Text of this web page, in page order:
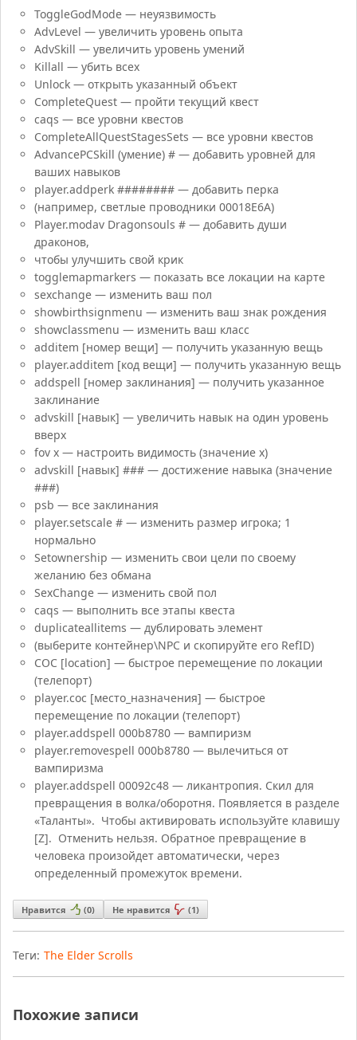
ToggleGodMode — неуязвимость
AdvLevel — увеличить уровень опыта
AdvSkill — увеличить уровень умений
Killall — убить всех
Unlock — открыть указанный объект
CompleteQuest — пройти текущий квест
caqs — все уровни квестов
CompleteAllQuestStagesSets — все уровни квестов
AdvancePCSkill (умение) # — добавить уровней для
ваших навыков
player.addperk ######## — добавить перка
(например, светлые проводники 00018E6A)
Player.modav Dragonsouls # — добавить души
драконов,
чтобы улучшить свой крик
togglemapmarkers — показать все локации на карте
sexchange — изменить ваш пол
showbirthsignmenu — изменить ваш знак рождения
showclassmenu — изменить ваш класс
additem [номер вещи] — получить указанную вещь
player.additem [код вещи] — получить указанную вещь
addspell [номер заклинания] — получить указанное
заклинание
advskill [навык] — увеличить навык на один уровень
вверх
fov x — настроить видимость (значение x)
advskill [навык] ### — достижение навыка (значение
###)
psb — все заклинания
player.setscale # — изменить размер игрока; 1
нормально
Setownership — изменить свои цели по своему
желанию без обмана
SexChange — изменить свой пол
caqs — выполнить все этапы квеста
duplicateallitems — дублировать элемент
(выберите контейнер\NPC и скопируйте его RefID)
COC [location] — быстрое перемещение по локации
(телепорт)
player.coc [место_назначения] — быстрое
перемещение по локации (телепорт)
player.addspell 000b8780 — вампиризм
player.removespell 000b8780 — вылечиться от
вампиризма
player.addspell 00092c48 — ликантропия. Скил для
превращения в волка/оборотня. Появляется в разделе
«Таланты». Чтобы активировать используйте клавишу
[Z]. Отменить нельзя. Обратное превращение в
человека произойдет автоматически, через
определенный промежуток времени.
Нравится (0) Не нравится (1)
Теги: The Elder Scrolls
Похожие записи